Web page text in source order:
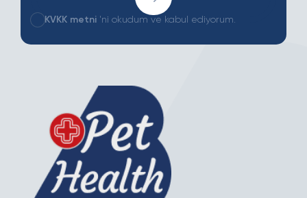
KVKK metni 'ni okudum ve kabul ediyorum.